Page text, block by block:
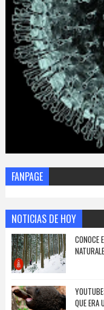
FANPAGE
NOTICIAS DE HOY
CONOCE
QUE ERA